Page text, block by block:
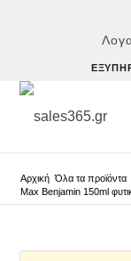
Αρχική Όλα τα προϊόντα
Max Benjamin 150ml